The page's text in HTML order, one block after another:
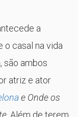
a
o casal na vida
são ambos
atriz e ator
e Onde os
. Além de terem